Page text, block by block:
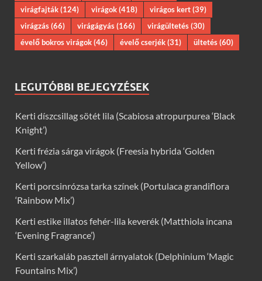
virágfajták(124) virágok(418) virágos kert(39)
virágzás(66) virágágyás(166) virágültetés(30)
évelő bokros virágok(46) évelő cserjék(31) ültetés(60)
LEGUTÓBBI BEJEGYZÉSEK
Kerti díszcsillag sötét lila (Scabiosa atropurpurea ‘Black
Knight’)
Kerti frézia sárga virágok (Freesia hybrida ‘Golden
Yellow’)
Kerti porcsinrózsa tarka színek (Portulaca grandiflora
‘Rainbow Mix’)
Kerti estike illatos fehér-lila keverék (Matthiola incana
‘Evening Fragrance’)
Kerti szarkaláb pasztell árnyalatok (Delphinium ‘Magic
Fountains Mix’)